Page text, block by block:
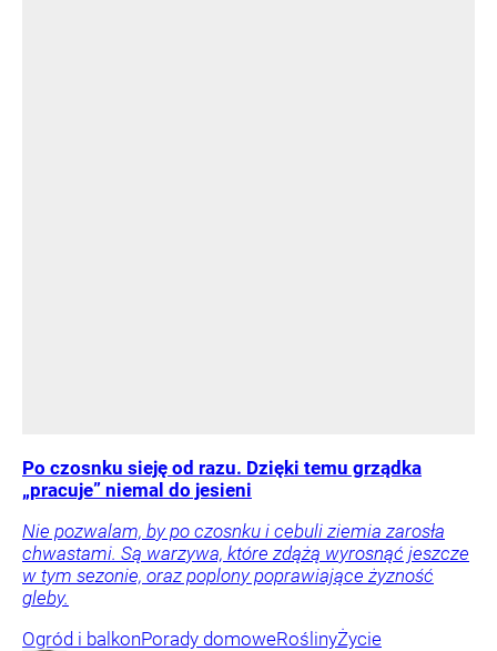
Po czosnku sieję od razu. Dzięki temu grządka
„pracuje” niemal do jesieni
Nie pozwalam, by po czosnku i cebuli ziemia zarosła
chwastami. Są warzywa, które zdążą wyrosnąć jeszcze
w tym sezonie, oraz poplony poprawiające żyzność
gleby.
Ogród i balkonPorady domoweRoślinyŻycie